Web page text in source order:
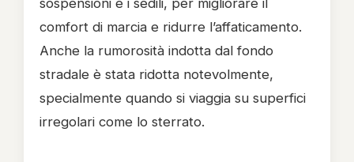
sospensioni e i sedili, per migliorare il
comfort di marcia e ridurre l’affaticamento.
Anche la rumorosità indotta dal fondo
stradale è stata ridotta notevolmente,
specialmente quando si viaggia su superfici
irregolari come lo sterrato.